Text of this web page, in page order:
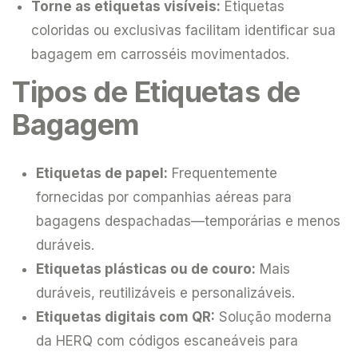
Torne as etiquetas visíveis: Etiquetas
coloridas ou exclusivas facilitam identificar sua
bagagem em carrosséis movimentados.
Tipos de Etiquetas de
Bagagem
Etiquetas de papel: Frequentemente
fornecidas por companhias aéreas para
bagagens despachadas—temporárias e menos
duráveis.
Etiquetas plásticas ou de couro: Mais
duráveis, reutilizáveis e personalizáveis.
Etiquetas digitais com QR: Solução moderna
da HERQ com códigos escaneáveis para